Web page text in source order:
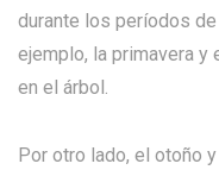
durante los períodos
ejemplo, la primavera y
en el árbol.
Por otro lado, el otoño